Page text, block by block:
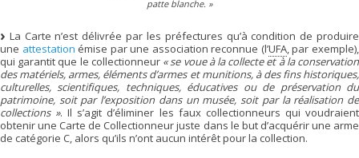
patte blanche. »
La Carte n’est délivrée par les préfectures qu’à condition de produire
une attestation émise par une association reconnue (l’UFA, par exemple),
qui garantit que le collectionneur « se voue à la collecte et à la conservation
des matériels, armes, éléments d’armes et munitions, à des fins historiques,
culturelles, scientifiques, techniques, éducatives ou de préservation du
patrimoine, soit par l’exposition dans un musée, soit par la réalisation de
collections ». Il s’agit d’éliminer les faux collectionneurs qui voudraient
obtenir une Carte de Collectionneur juste dans le but d’acquérir une arme
de catégorie C, alors qu’ils n’ont aucun intérêt pour la collection.